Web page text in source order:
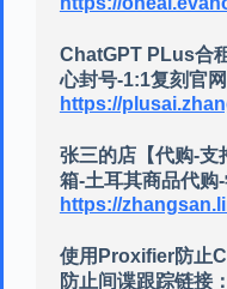
ChatGPT PLus合
心封号-1:1复刻官
https://
张三的店【代购-
箱-土耳其商品代购-
https://
使用Proxifier防止
防止间谍跟踪链接：